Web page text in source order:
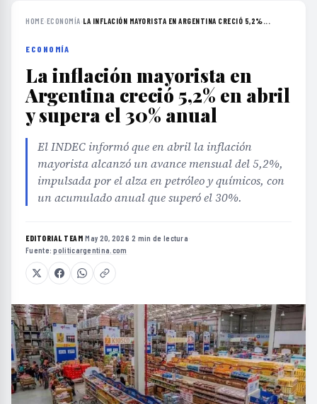
HOME›ECONOMÍA›LA INFLACIÓN MAYORISTA EN ARGENTINA CRECIÓ 5,2%...
ECONOMÍA
La inflación mayorista en
Argentina creció 5,2% en abril
y supera el 30% anual
El INDEC informó que en abril la inflación
mayorista alcanzó un avance mensual del 5,2%,
impulsada por el alza en petróleo y químicos, con
un acumulado anual que superó el 30%.
EDITORIAL TEAM·May 20, 2026·2 min de lectura·
Fuente:politicargentina.com